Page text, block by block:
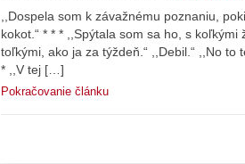
,,Dospela som k závažnému poznaniu,
kokot.“ * * * ,,Spýtala som sa ho, s
toľkými, ako ja za týždeň.“ ,,Debil.“ ,,No
* ,,V tej […]
Pokračovanie článku